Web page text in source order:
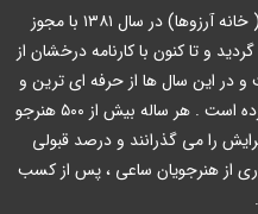
آموزشگاه مراقبت زیبایی شهرزاد آکادمی ( خانه آرزوها) در سال ۱۳۸۱ با مجوز
و تا کنون با کارنامه درخشان از
و در این سال ها از حرفه ای ترین و
با اخلاق ترین اساتید آموزشی استفاده کرده است . هر ساله بیش از ۵۰۰ هنرجو
را می گذرانند و درصد قبولی
باشد و بسیاری از هنرجویان ساعی ، پس از کسب